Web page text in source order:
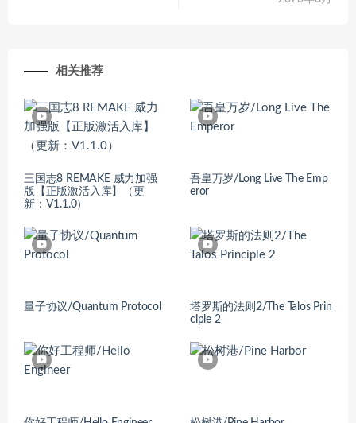
相关推荐
三国志8 REMAKE 威力加强
版【正版激活入库】（更
新：V1.1.0）
吾皇万岁/Long Live The Emp
eror
量子协议/Quantum Protocol
塔罗斯的法则2/The Talos Prin
ciple 2